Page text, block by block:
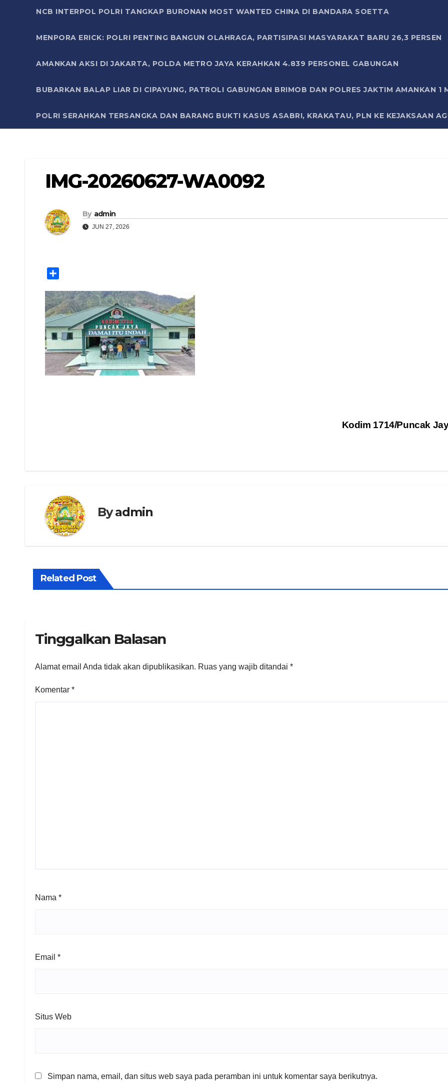
NCB INTERPOL POLRI TANGKAP BURONAN MOST WANTED CHINA DI BANDARA SOETTA
MENPORA ERICK: POLRI PENTING BANGUN OLAHRAGA, PARTISIPASI MASYARAKAT BARU 26,3 PERSEN
AMANKAN AKSI DI JAKARTA, POLDA METRO JAYA KERAHKAN 4.839 PERSONEL GABUNGAN
BUBARKAN BALAP LIAR DI CIPAYUNG, PATROLI GABUNGAN BRIMOB DAN POLRES JAKTIM AMANKAN 1
POLRI SERAHKAN TERSANGKA DAN BARANG BUKTI KASUS ASABRI, KRAKATAU, PLN KE KEJAKSAAN
IMG-20260627-WA0092
By admin
JUN 27, 2026
a
r
e
Kodim 1714/Puncak
Byadmin
Related Post
Tinggalkan Balasan
Alamat email Anda tidak akan dipublikasikan. Ruas yang wajib ditandai *
Komentar *
Nama *
Email *
Situs Web
Simpan nama, email, dan situs web saya pada peramban ini untuk komentar saya berikutnya.